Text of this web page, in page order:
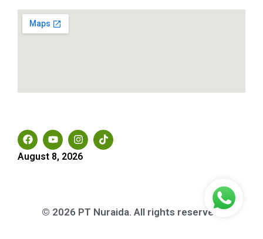
August 8, 2026
© 2026 PT Nuraida. All rights reserved.